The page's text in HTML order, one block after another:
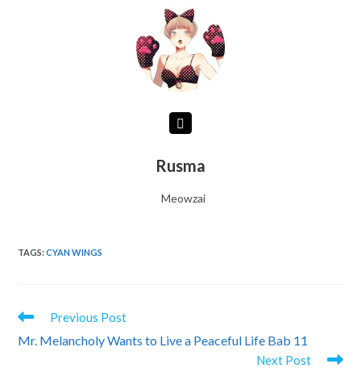
Rusma
Meowzai
TAGS:CYAN WINGS
READ
ARTICLES
Previous Post
Mr. Melancholy Wants to Live a Peaceful Life Bab 11
Next Post